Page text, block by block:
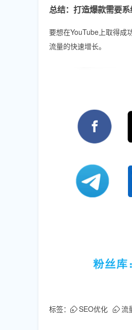
总结：打造爆款需要
要想在YouTube上取得成
流量的快速增长。
标签： SEO优化 流